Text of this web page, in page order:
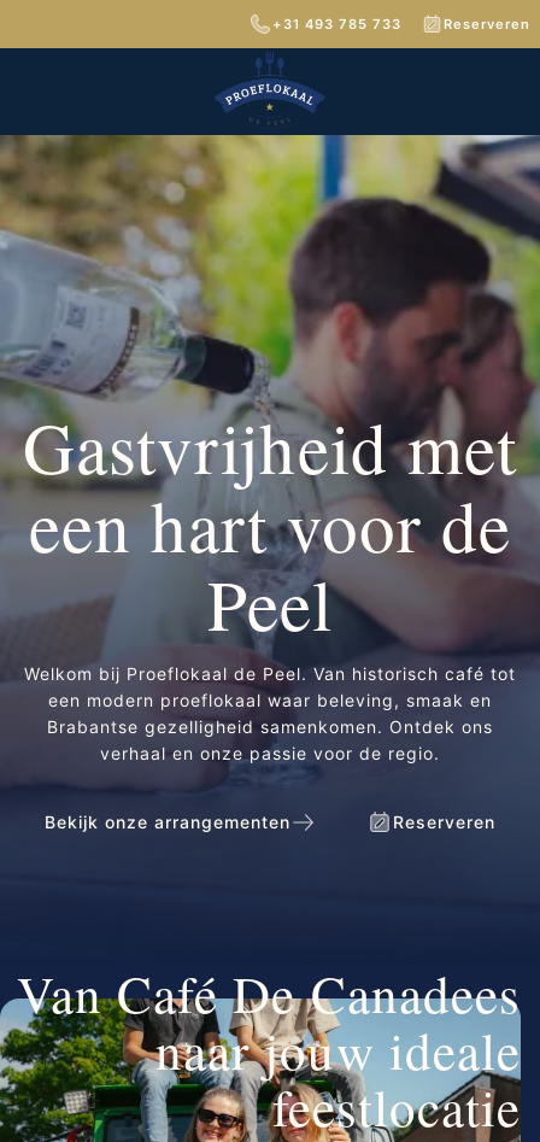
+31 493 785 733 Reserveren
Gastvrijheid met
een hart voor de
Peel
Welkom bij Proeflokaal de Peel. Van historisch café tot
een modern proeflokaal waar beleving, smaak en
Brabantse gezelligheid samenkomen. Ontdek ons
verhaal en onze passie voor de regio.
Bekijk onze arrangementen Reserveren
Van Café De Canadees
naar jouw ideale
feestlocatie